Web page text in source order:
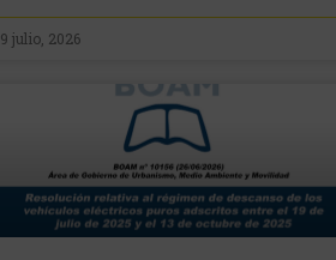
9 julio, 2026